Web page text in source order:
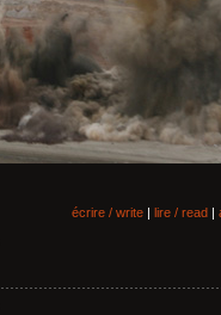
écrire / write | lire / read |